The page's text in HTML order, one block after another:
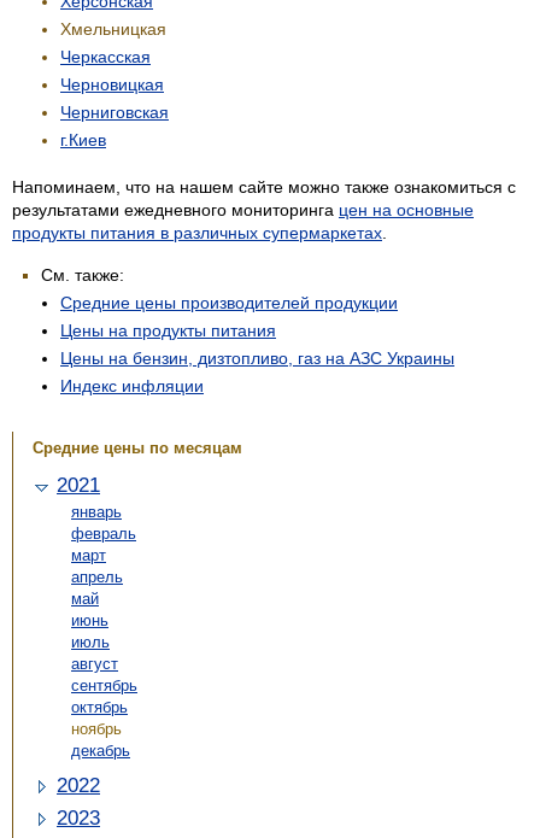
Хмельницкая
Черкасская
Черновицкая
Черниговская
г.Киев
Напоминаем, что на нашем сайте можно также ознакомиться с
результатами ежедневного мониторинга цен на основные
продукты питания в различных супермаркетах
См. также:
Средние цены производителей продукции
Цены на продукты питания
Цены на бензин, дизтопливо, газ на АЗС Украины
Индекс инфляции
Средние цены по месяцам
2021
январь
февраль
март
апрель
май
июнь
июль
август
сентябрь
октябрь
ноябрь
декабрь
2022
2023